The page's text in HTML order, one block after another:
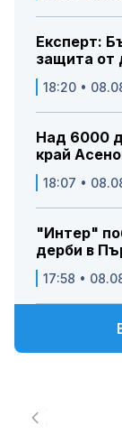
Експерт:
защита от
18:20 •
Над 6000
край
18:07 •
"Интер"
дерби в
17:58 •